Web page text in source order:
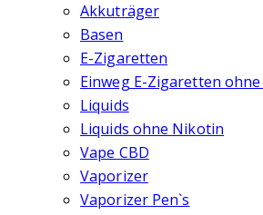
Akkuträger
Basen
E-Zigaretten
Einweg E-Zigaretten
Liquids
Liquids ohne Nikotin
Vape CBD
Vaporizer
Vaporizer Pen`s